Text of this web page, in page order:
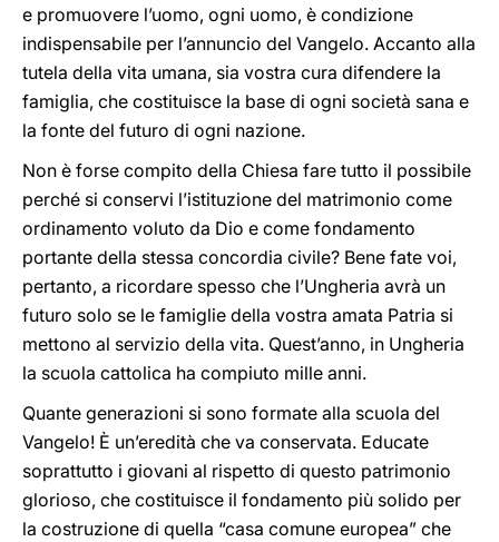
e promuovere l’uomo, ogni uomo, è condizione
indispensabile per l’annuncio del Vangelo. Accanto alla
tutela della vita umana, sia vostra cura difendere la
famiglia, che costituisce la base di ogni società sana e
la fonte del futuro di ogni nazione.
Non è forse compito della Chiesa fare tutto il possibile
perché si conservi l’istituzione del matrimonio come
ordinamento voluto da Dio e come fondamento
portante della stessa concordia civile? Bene fate voi,
pertanto, a ricordare spesso che l’Ungheria avrà un
futuro solo se le famiglie della vostra amata Patria si
mettono al servizio della vita. Quest’anno, in Ungheria
la scuola cattolica ha compiuto mille anni.
Quante generazioni si sono formate alla scuola del
Vangelo! È un’eredità che va conservata. Educate
soprattutto i giovani al rispetto di questo patrimonio
glorioso, che costituisce il fondamento più solido per
la costruzione di quella “casa comune europea” che